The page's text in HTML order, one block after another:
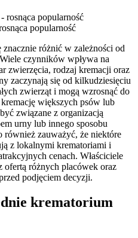
popularność
różnić w zależności od
czynników wpływa na
zwierzęcia, rodzaj kremacji oraz
zaczynają się od kilkudziesięciu
zwierząt i mogą wzrosnąć do
większych psów lub
związane z organizacją
urny lub innego sposobu
zauważyć, że niektóre
z lokalnymi krematoriami i
cenach. Właściciele
ofertą różnych placówek oraz
podjęciem decyzji.
krematorium